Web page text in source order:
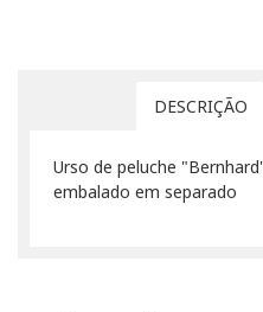
DESCRIÇÃO
Urso de peluche
embalado em separado